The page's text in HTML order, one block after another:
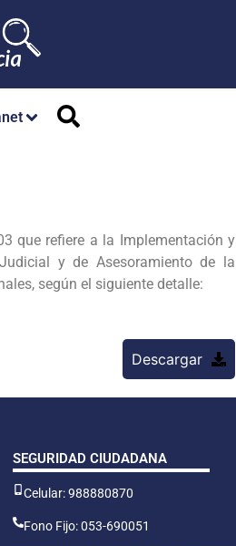
que refiere a la Implementación y
y de Asesoramiento de la
según el siguiente detalle:
Descargar
SEGURIDAD CIUDADANA
Celular: 988880870
Fono Fijo: 053-690051